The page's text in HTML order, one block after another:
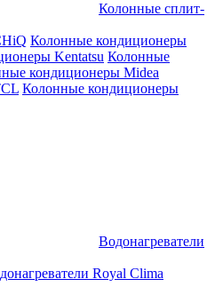
Колонные сплит-
Колонные кондиционеры
Kentatsu Колонные
кондиционеры Midea
Колонные кондиционеры
Водонагреватели
Royal Clima